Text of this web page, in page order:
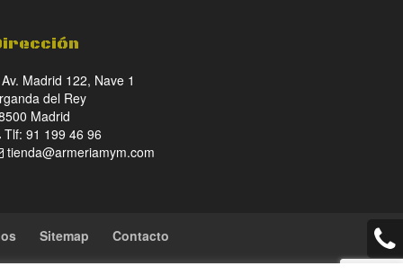
Madrid 122, Nave 1
del Rey
Madrid
Tlf: 91 199 46 96
tienda@armeriamym.com
Sitemap Contacto